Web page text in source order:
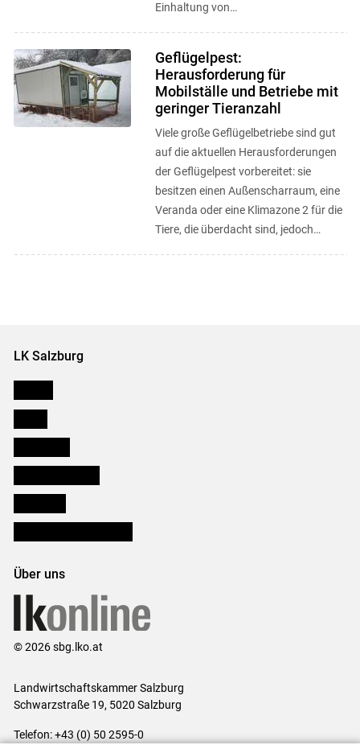
Einhaltung von
Geflügelpest:
Herausforderung für
Mobilställe und Betriebe mit
geringer Tieranzahl
Viele große Geflügelbetriebe sind gut
auf die aktuellen Herausforderungen
der Geflügelpest vorbereitet: sie
besitzen einen Außenscharraum, eine
Veranda oder eine Klimazone 2 für die
Tiere, die überdacht sind, jedoch
LK Salzburg
Über uns
© 2026 sbg.lko.at
Landwirtschaftskammer Salzburg
Schwarzstraße 19, 5020 Salzburg
Telefon: +43 (0) 50 2595-0